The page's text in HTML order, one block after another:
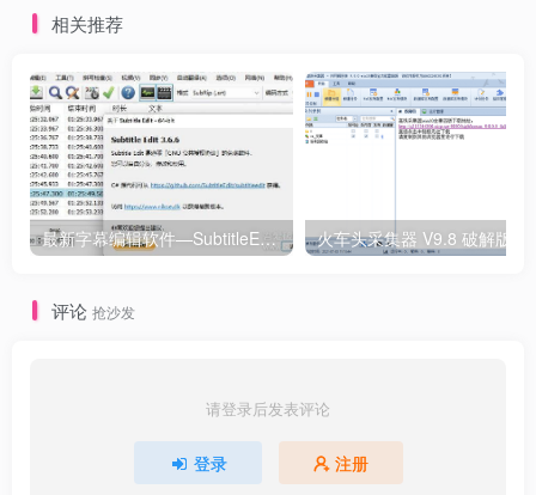
相关推荐
最新字幕编辑软件—SubtitleEdit3.6.6绿色版 火车头采集器 V9.8 破解版
评论 抢沙发
请登录后发表评论
登录 注册